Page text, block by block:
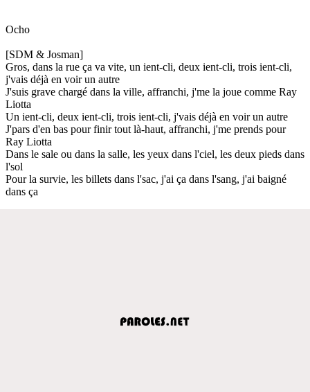
Ocho
[SDM & Josman]
Gros, dans la rue ça va vite, un ient-cli, deux ient-cli, trois ient-cli,
j'vais déjà en voir un autre
J'suis grave chargé dans la ville, affranchi, j'me la joue comme Ray
Liotta
Un ient-cli, deux ient-cli, trois ient-cli, j'vais déjà en voir un autre
J'pars d'en bas pour finir tout là-haut, affranchi, j'me prends pour
Ray Liotta
Dans le sale ou dans la salle, les yeux dans l'ciel, les deux pieds dans
l'sol
Pour la survie, les billets dans l'sac, j'ai ça dans l'sang, j'ai baigné
dans ça